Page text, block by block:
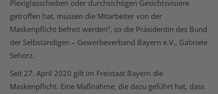
Plexiglasscheiben oder durchsichtigen Gesichtsvisiere
getroffen hat, müssen die Mitarbeiter von der
Maskenpflicht befreit werden“, so die Präsidentin des Bund
der Selbständigen – Gewerbeverband Bayern e.V., Gabriele
Sehorz.
Seit 27. April 2020 gilt im Freistaat Bayern die
Maskenpflicht. Eine Maßnahme, die dazu geführt hat, dass